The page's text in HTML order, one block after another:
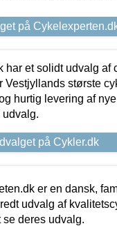
på
har et solidt udvalg af
Vestjyllands største
hurtig levering af
udvalg.
på Cykler.dk
er en dansk,
udvalg af
se deres udvalg.